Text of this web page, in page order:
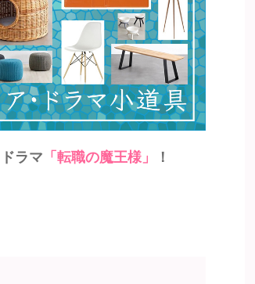
ドラマ 「転職の魔王様」 ！